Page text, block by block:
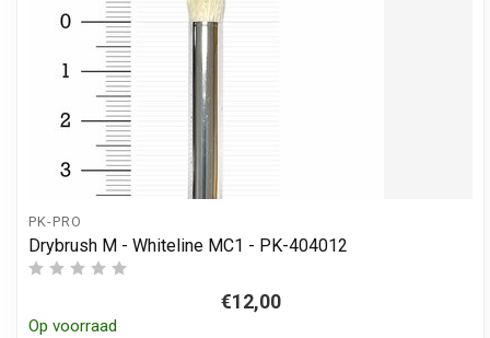
PK-PRO
Drybrush M - Whiteline MC1 - PK-404012
€12,00
Op voorraad